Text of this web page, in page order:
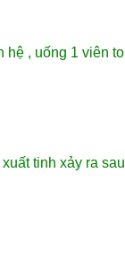
, uống 1 viên
tinh xảy ra